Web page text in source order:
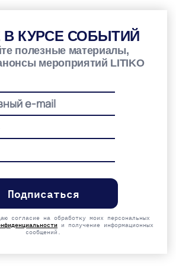
В КУРСЕ СОБЫТИЙ
полезные материалы,
мероприятий LITIKO
согласие на обработку моих персональных
и получение информационных
сообщений.